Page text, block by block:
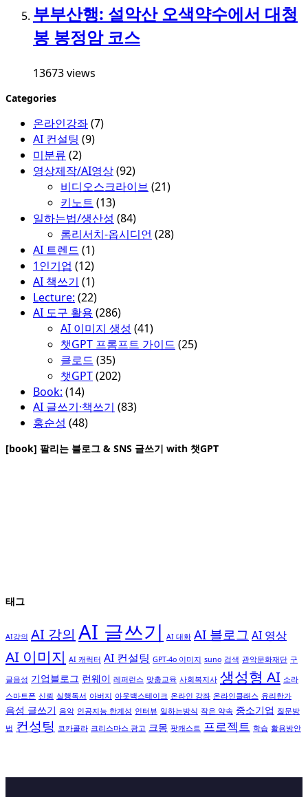
부부산행: 설악산 오색약수에서 대청
봉 봉정암 코스
13673 views
Categories
온라인강좌(7)
AI 컨설팅 (9)
미분류 (2)
영상제작/AI영상(92)
비디오스크라이브 (21)
키노트 (13)
일하는법/생산성 (84)
롬리서치-옵시디언 (28)
AI 트렌드 (1)
1인기업 (12)
AI 책쓰기 (1)
Lecture: (22)
AI 도구 활용 (286)
AI 이미지 생성 (41)
챗GPT 프롬프트 가이드 (25)
클로드 (35)
챗GPT(202)
Book: (14)
AI 글쓰기·책쓰기 (83)
홍순성 (48)
[book] 팔리는 블로그 & SNS 글쓰기 with 챗GPT
태그
AI강의 AI 강의 AI 글쓰기 AI 대화 AI 블로그 AI 영상
AI 이미지 AI 캐릭터 AI 컨설팅 GPT-4o 이미지 suno 검색 관악문화재단 구
글음성 기업블로그 런웨이 레퍼런스 맞춤교육 사회복지사 생성형 AI 소라
스마트폰 신뢰 실행독서 아버지 아웃백스테이크 온라인 강좌 온라인클래스 유리한가
음성 글쓰기 음악 인공지능 한계성 인터뷰 일하는방식 작은 약속 중소기업 질문방
법 컨성팅 코카콜라 크리스마스 광고 크몽 팟캐스트 프로젝트 학습 활용방안